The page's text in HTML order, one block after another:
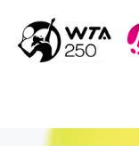
contenu